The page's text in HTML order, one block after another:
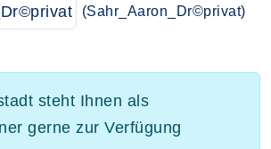
(Sahr_Aaron_Dr©privat)
steht Ihnen als
gerne zur Verfügung